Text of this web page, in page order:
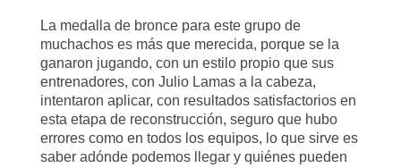
La medalla de bronce para este grupo de
muchachos es más que merecida, porque se la
ganaron jugando, con un estilo propio que sus
entrenadores, con Julio Lamas a la cabeza,
intentaron aplicar, con resultados satisfactorios en
esta etapa de reconstrucción, seguro que hubo
errores como en todos los equipos, lo que sirve es
saber adónde podemos llegar y quiénes pueden